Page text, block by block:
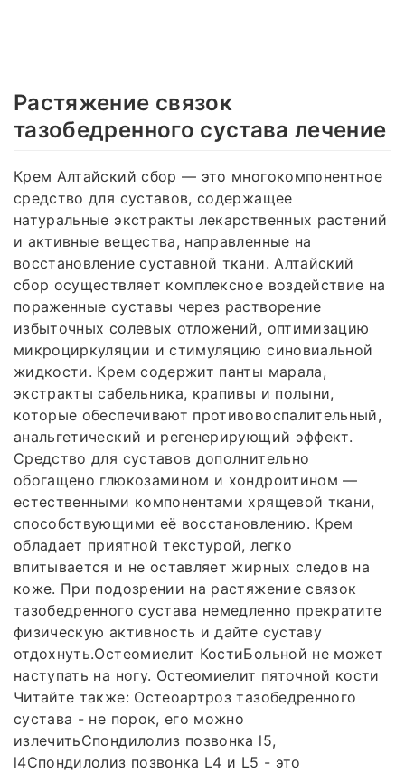
Растяжение связок
тазобедренного сустава лечение
Крем Алтайский сбор — это многокомпонентное
средство для суставов, содержащее
натуральные экстракты лекарственных растений
и активные вещества, направленные на
восстановление суставной ткани. Алтайский
сбор осуществляет комплексное воздействие на
пораженные суставы через растворение
избыточных солевых отложений, оптимизацию
микроциркуляции и стимуляцию синовиальной
жидкости. Крем содержит панты марала,
экстракты сабельника, крапивы и полыни,
которые обеспечивают противовоспалительный,
анальгетический и регенерирующий эффект.
Средство для суставов дополнительно
обогащено глюкозамином и хондроитином —
естественными компонентами хрящевой ткани,
способствующими её восстановлению. Крем
обладает приятной текстурой, легко
впитывается и не оставляет жирных следов на
коже. При подозрении на растяжение связок
тазобедренного сустава немедленно прекратите
физическую активность и дайте суставу
отдохнуть.Остеомиелит КостиБольной не может
наступать на ногу. Остеомиелит пяточной кости
Читайте также: Остеоартроз тазобедренного
сустава - не порок, его можно
излечитьСпондилолиз позвонка l5,
l4Спондилолиз позвонка L4 и L5 - это